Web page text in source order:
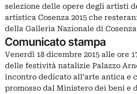
selezione delle opere degli artisti
artistica Cosenza 2015 che
della Galleria Nazionale di
Comunicato stampa
Venerdì 18 dicembre 2015 alle ore
delle festività natalizie Palazzo
incontro dedicato all’arte antica e
promosso dal Ministero dei beni e